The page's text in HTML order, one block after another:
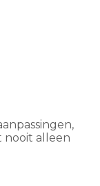
nooit alleen